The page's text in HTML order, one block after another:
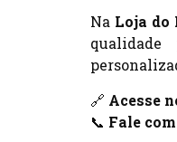
Na Loja do
qualidade
🔗 Acesse
📞 Fale